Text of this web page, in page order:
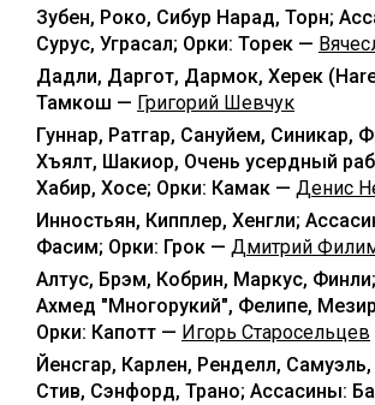
Зубен, Роко, Сибур Нарад, Торн;
Сурус, Уграсал; Орки: Торек —
Дадли, Даргот, Дармок, Херек
Тамкош — Григорий Шевчук
Гуннар, Ратгар, Сануйем, Синикар,
Хъялт, Шакиор, Очень усердный
Хабир, Хосе; Орки: Камак — Денис
Инностьян, Кипплер, Хенгли;
Фасим; Орки: Грок — Дмитрий
Алтус, Брэм, Кобрин, Маркус,
Ахмед "Многорукий", Фелипе,
Орки: Капотт — Игорь Старосельцев
Йенсгар, Карлен, Ренделл,
Стив, Сэнфорд, Трано; Ассасины: